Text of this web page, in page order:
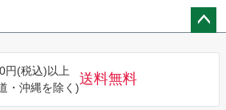
円(税込)以上
・沖縄を除く)
送料無料